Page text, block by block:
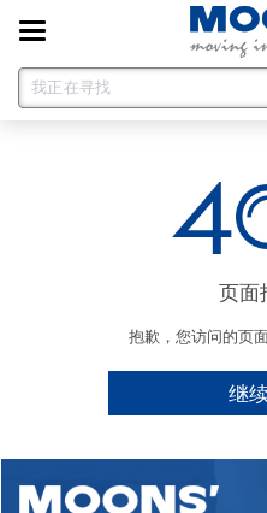
Toggle
navigation
页面
抱歉，您访问的页
继